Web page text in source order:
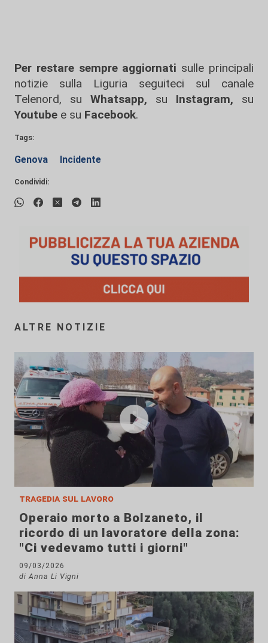
Per restare sempre aggiornati sulle principali
notizie sulla Liguria seguiteci sul canale
Telenord, su
Whatsapp, su Instagram, su
Youtube e su Facebook.
Tags:
Genova Incidente
Condividi:
ALTRE NOTIZIE
tragedia sul lavoro
Operaio morto a Bolzaneto, il
ricordo di un lavoratore della zona:
"Ci vedevamo tutti i giorni"
09/03/2026
di Anna Li Vigni